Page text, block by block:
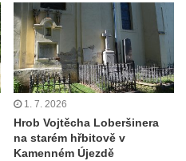
v parku v
8. 5. 1945 v
na
1. 7. 2026
Hrob Vojtěcha Loberšinera
na starém hřbitově v
Kamenném Újezdě